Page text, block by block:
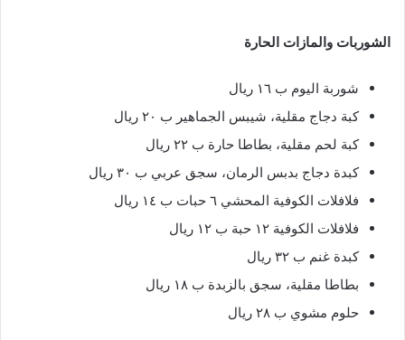
الشوربات والمازات الحارة
شوربة اليوم ب ١٦ ريال
كبة دجاج مقلية، شيبس الجماهير ب ٢٠ ريال
كبة لحم مقلية، بطاطا حارة ب ٢٢ ريال
كبدة دجاج بدبس الرمان، سجق عربي ب ٣٠ ريال
فلافلات الكوفية المحشي ٦ حبات ب ١٤ ريال
فلافلات الكوفية ١٢ حبة ب ١٢ ريال
كبدة غنم ب ٣٢ ريال
بطاطا مقلية، سجق بالزبدة ب ١٨ ريال
حلوم مشوي ب ٢٨ ريال